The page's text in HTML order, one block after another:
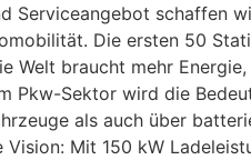
Serviceangebot schaffen
Die ersten 50
Welt braucht mehr
Pkw-Sektor wird die
als auch über
Vision: Mit 150 kW